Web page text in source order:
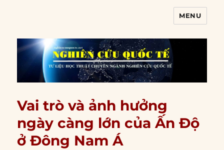
MENU
Vai trò và ảnh hưởng
ngày càng lớn của Ấn Độ
ở Đông Nam Á